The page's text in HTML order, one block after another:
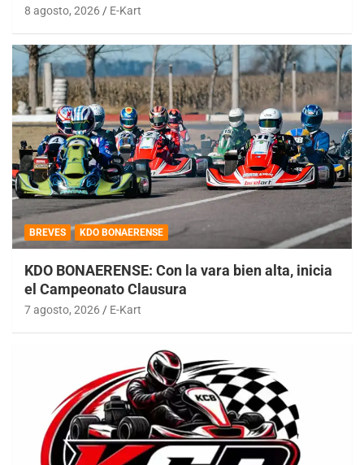
8 agosto, 2026 E-Kart
BREVES KDO BONAERENSE
KDO BONAERENSE: Con la vara bien alta, inicia
el Campeonato Clausura
7 agosto, 2026 E-Kart